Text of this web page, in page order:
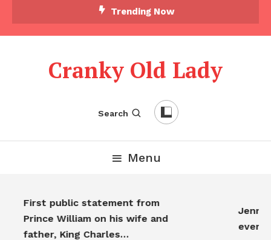
Trending Now
Cranky Old Lady
Search
Menu
First public statement from
Prince William on his wife and
father, King Charles…